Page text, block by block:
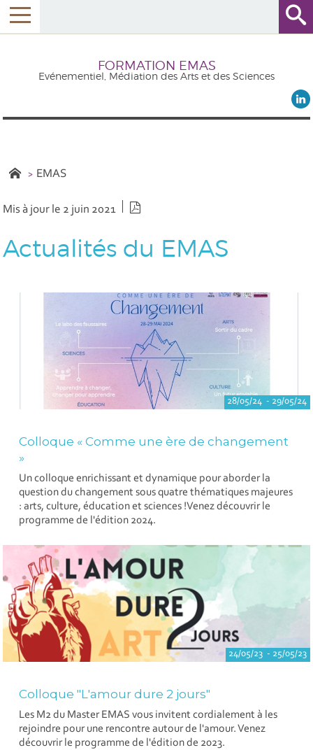
FORMATION EMAS
Evénementiel, Médiation des Arts et des Sciences
EMAS
Mis à jour le 2 juin 2021
Actualités du EMAS
28/05/24 - 29/05/24
Colloque « Comme une ère de changement
»
Un colloque enrichissant et dynamique pour aborder la
question du changement sous quatre thématiques majeures
: arts, culture, éducation et sciences !Venez découvrir le
programme de l'édition 2024.
24/05/23 - 25/05/23
Colloque "L'amour dure 2 jours"
Les M2 du Master EMAS vous invitent cordialement à les
rejoindre pour une rencontre autour de l'amour. Venez
découvrir le programme de l'édition de 2023.